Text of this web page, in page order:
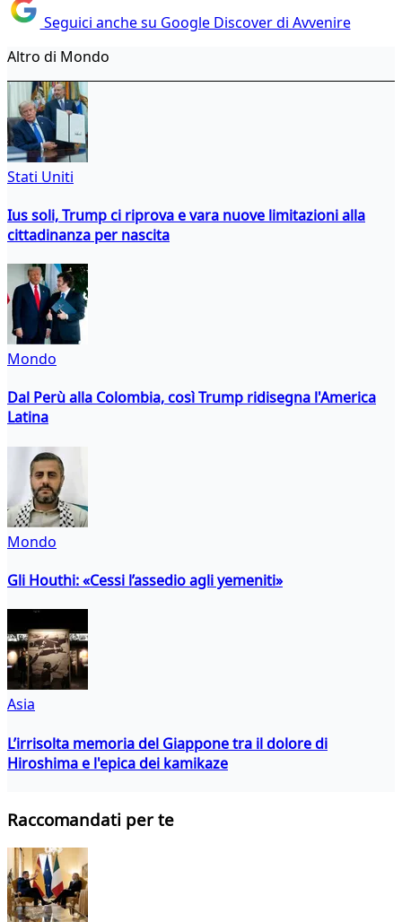
Seguici anche su Google Discover di Avvenire
Altro di Mondo
Stati Uniti
Ius soli, Trump ci riprova e vara nuove limitazioni alla
cittadinanza per nascita
Mondo
Dal Perù alla Colombia, così Trump ridisegna l'America
Latina
Mondo
Gli Houthi: «Cessi l’assedio agli yemeniti»
Asia
L’irrisolta memoria del Giappone tra il dolore di
Hiroshima e l'epica dei kamikaze
Raccomandati per te